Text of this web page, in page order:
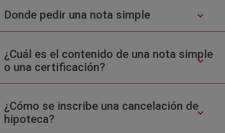
Donde pedir una nota simple
¿Cuál es el contenido de una nota simple
o una certificación?
¿Cómo se inscribe una cancelación de
hipoteca?